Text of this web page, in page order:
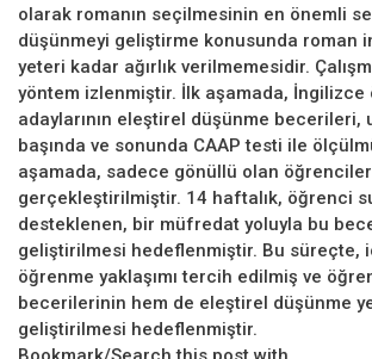
olarak romanın seçilmesinin en önemli
düşünmeyi geliştirme konusunda roman
yeteri kadar ağırlık verilmemesidir.
yöntem izlenmiştir. İlk aşamada, İngilizce
adaylarının eleştirel düşünme becerileri,
başında ve sonunda CAAP testi ile
aşamada, sadece gönüllü olan
gerçekleştirilmiştir. 14 haftalık, öğrenci
desteklenen, bir müfredat yoluyla bu
geliştirilmesi hedeflenmiştir. Bu süreçte,
öğrenme yaklaşımı tercih edilmiş ve
becerilerinin hem de eleştirel düşünme
geliştirilmesi hedeflenmiştir.